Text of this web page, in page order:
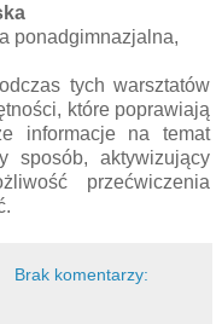
ponadgimnazjalna,
tych warsztatów
które poprawiają
informacje na temat
sposób, aktywizujący
przećwiczenia
Brak komentarzy: